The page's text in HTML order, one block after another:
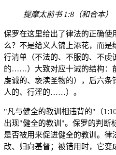
提摩太前书 1:8（和合本）
保罗在这里给出了律法的正确使
么？不是给义人锦上添花，而
行清单（不法的、不服的、不虔
的……）大致对应十诫的结构：
虔诚的、亵渎圣物的），后六条
人的、行淫的……）。
"凡与健全的教训相违背的"（
出现"健全的教训"。保罗的判断
是否被用来促进健全的教训。律
改、归向基督；被错用时，它变